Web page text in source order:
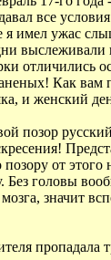
все
имел ужас
выслеживали
отличились
Как вам
и женский
позор
от
Без головы
значит
пропадала